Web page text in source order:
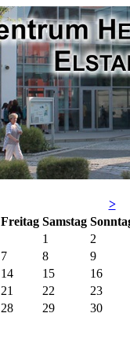
>
Freitag Samstag So
1
2
7 8
9
14 15
16
21 22
23
28 29
30